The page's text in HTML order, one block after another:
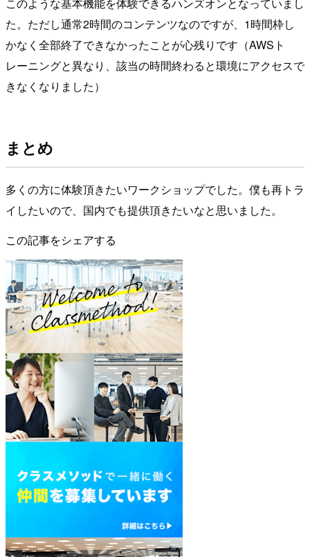
このような基本機能を体験できるハンズオンとなっていまし
た。ただし通常2時間のコンテンツなのですが、1時間枠し
かなく全部終了できなかったことが心残りです（AWSト
レーニングと異なり、該当の時間終わると環境にアクセスで
きなくなりました）
まとめ
多くの方に体験頂きたいワークショップでした。僕も再トラ
イしたいので、国内でも提供頂きたいなと思いました。
この記事をシェアする